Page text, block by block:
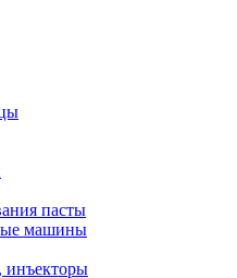
пасты
машины
инъекторы